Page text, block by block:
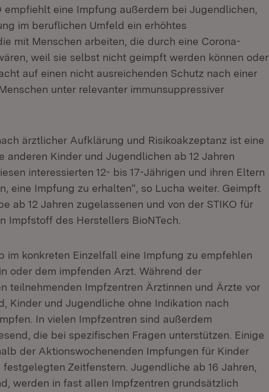
empfiehlt eine Impfung außerdem bei Jugendlichen,
im beruflichen Umfeld ein erhöhtes
mit Menschen arbeiten, die durch eine Corona-
weil sie selbst nicht geimpft werden können oder
auf einen nicht ausreichenden Schutz nach einer
unter relevanter immunsuppressiver
ärztlicher Aufklärung und Risikoakzeptanz ist eine
anderen Kinder und Jugendlichen ab 12 Jahren
interessierten 12- bis 17-Jährigen und ihren Eltern
eine Impfung zu erhalten“, so Lucha weiter. Geimpft
ab 12 Jahren zugelassenen und von der STIKO für
Impfstoff des Herstellers BioNTech.
im konkreten Einzelfall eine Impfung zu empfehlen
oder dem impfenden Arzt. Während der
teilnehmenden Impfzentren Ärztinnen und Ärzte vor
Kinder und Jugendliche ohne Indikation nach
In vielen Impfzentren sind außerdem
die bei spezifischen Fragen unterstützen. Einige
der Aktionswochenenden Impfungen für Kinder
Zeitfenstern. Jugendliche ab 16 Jahren,
werden in fast allen Impfzentren grundsätzlich